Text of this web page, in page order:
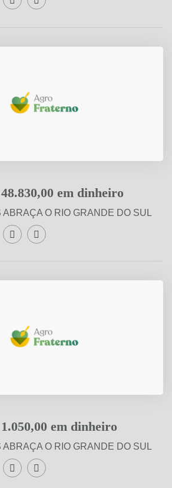
em dinheiro
ABRAÇA O RIO GRANDE DO SUL
WhatsApp
Compartilhar Facebook
Compartilhar Twitter
em dinheiro
ABRAÇA O RIO GRANDE DO SUL
WhatsApp
Compartilhar Facebook
Compartilhar Twitter